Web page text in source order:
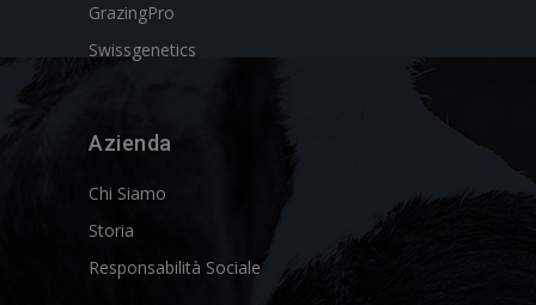
GrazingPro
Swissgenetics
Azienda
Chi Siamo
Storia
Responsabilità Sociale